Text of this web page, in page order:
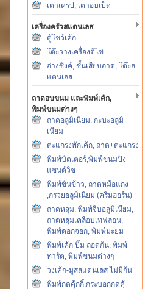
เตาเครป, เตาอบเป็ด
เครื่องครัวสแตนเลส
ตู้โชว์เค้ก
โต๊ะวางเครื่องตีไข่
อ่างซิงค์, ชั้นเสียบถาด, โต๊ะส
แตนเลส
ถาดอบขนม และพิมพ์เค้ก,
พิมพ์ขนมต่างๆ
ถาดอลูมิเนียม, กะบะอลูมิ
เนียม
ตะแกรงพักเค้ก, ถาด+ตะแกรง
พิมพ์บัตเตอร์,พิมพ์ขนมปัง
แซนด์วิช
พิมพ์ขันข้าว, ถาดหม้อแกง
,กรวยอลูมิเนียม (ครีมฮอร์น)
ถาดหลุม, พิมพ์จีบอลูมิเนียม,
ถาดหลุมเคลือบเทฟล่อน,
พิมพ์ดอกจอก, พิมพ์มะยม
พิมพ์เค้ก ปั๊ม ถอดก้น, พิมพ์
ทาร์ต, พิมพ์ขนมต่างๆ
วงเค้ก-มูสสแตนเลส ไม่มีก้น
พิมพ์กดคุ้กกี้,กระบอกกดคุ้